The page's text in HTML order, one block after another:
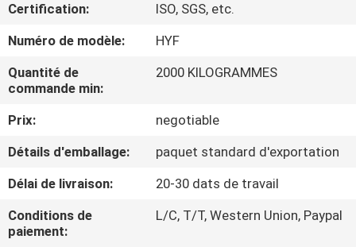
DE
NOUS
VISITE
D'USINE
CONTRÔLE
DE
QUALITÉ
Certification:
ISO, SGS, etc.
Numéro de modèle:
HYF
Quantité de
commande min:
2000 KILOGRAMMES
Prix:
negotiable
Détails d'emballage:
paquet standard d'exportation
Délai de livraison:
20-30 dats de travail
Conditions de
paiement:
L/C, T/T, Western Union, Paypal